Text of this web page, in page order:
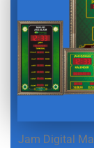
Jam Digital